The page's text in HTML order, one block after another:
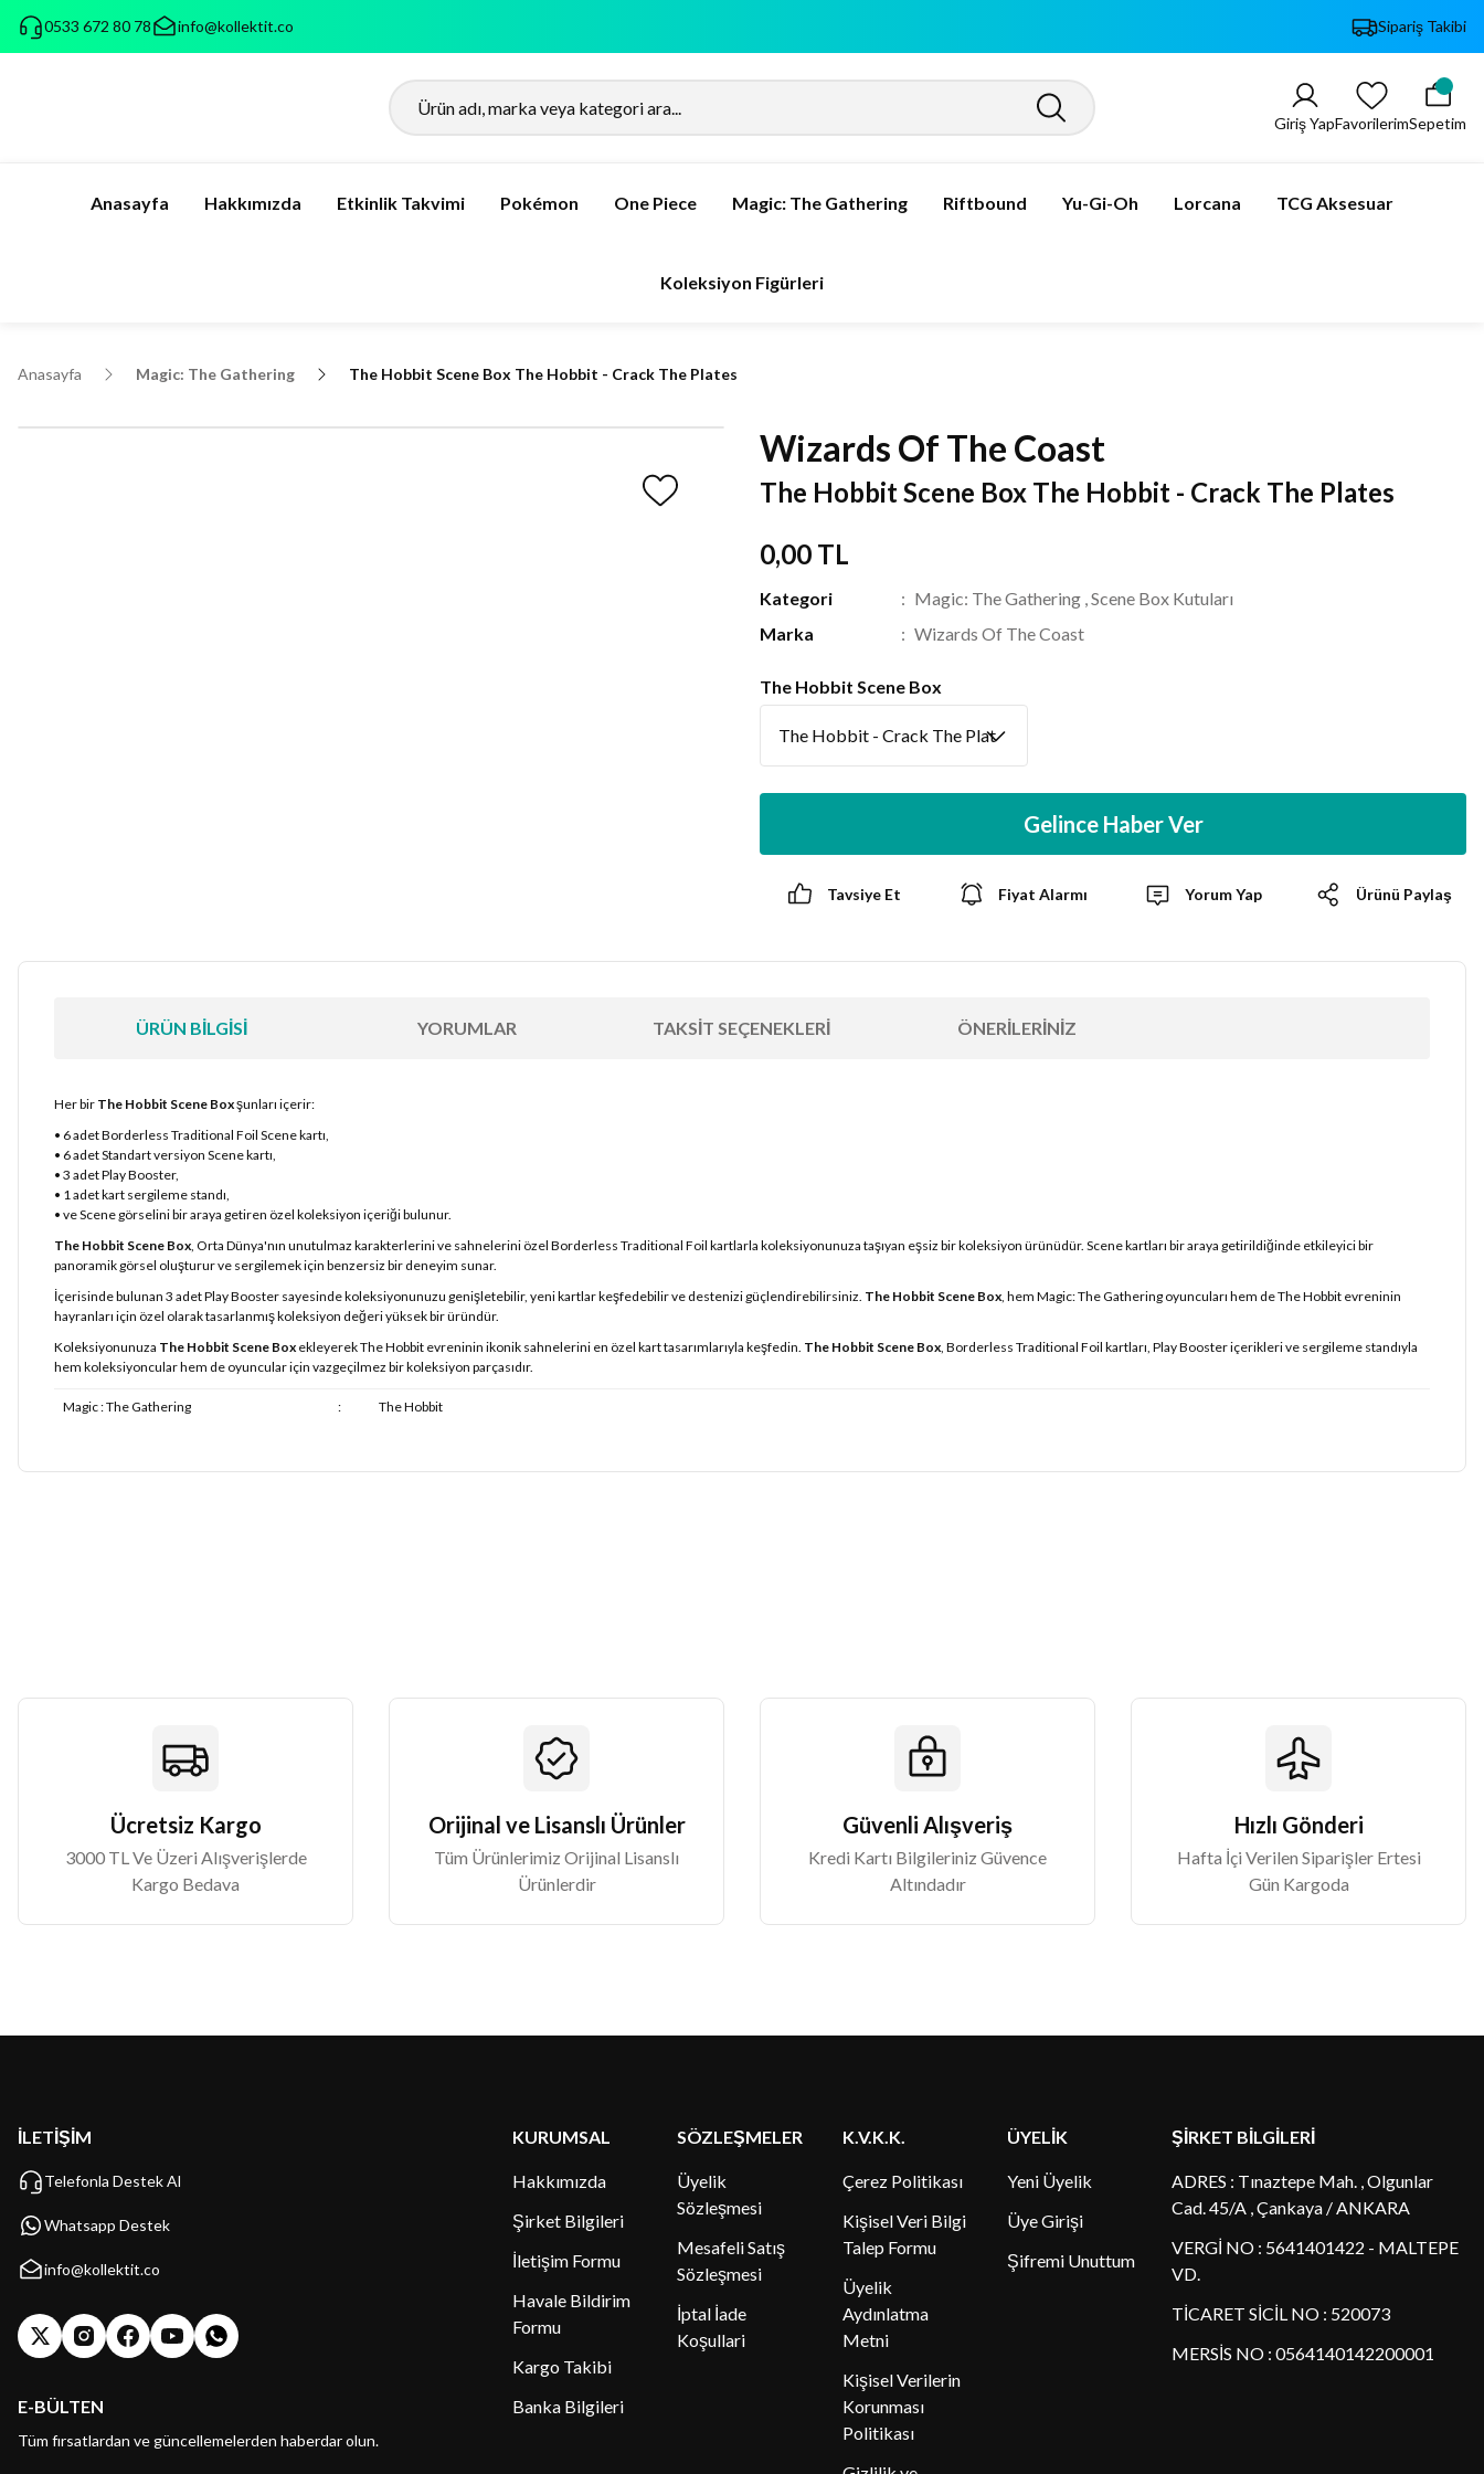
0533 672 80 78 info@kollektit.co Sipariş Takibi
Giriş YapFavorilerimSepetim
Anasayfa Hakkımızda Etkinlik Takvimi Pokémon One Piece Magic: The Gathering Riftbound Yu-Gi-Oh Lorcana TCG Aksesuar
Koleksiyon Figürleri
Anasayfa Magic: The Gathering The Hobbit Scene Box The Hobbit - Crack The Plates
Wizards Of The Coast
The Hobbit Scene Box The Hobbit - Crack The Plates
0,00 TL
Kategori Magic: The Gathering ,Scene Box Kutuları
Marka
Wizards Of The Coast
The Hobbit Scene Box
Gelince Haber Ver
Tavsiye Et Fiyat Alarmı Yorum Yap Ürünü Paylaş
ÜRÜN BILGISI YORUMLAR TAKSIT SEÇENEKLERI ÖNERILERINIZ
Her bir The Hobbit Scene Boxşunları içerir:
• 6 adet Borderless Traditional Foil Scene kartı,
• 6 adet Standart versiyon Scene kartı,
• 3 adet Play Booster,
• 1 adet kart sergileme standı,
• ve Scene görselini bir araya getiren özel koleksiyon içeriği bulunur.
The Hobbit Scene Box, Orta Dünya'nın unutulmaz karakterlerini ve sahnelerini özel Borderless Traditional Foil kartlarla koleksiyonunuza taşıyan eşsiz bir koleksiyon ürünüdür. Scene kartları bir araya getirildiğinde etkileyici bir
panoramik görsel oluşturur ve sergilemek için benzersiz bir deneyim sunar.
İçerisinde bulunan 3 adet Play Booster sayesinde koleksiyonunuzu genişletebilir, yeni kartlar keşfedebilir ve destenizi güçlendirebilirsiniz. The Hobbit Scene Box, hem Magic: The Gathering oyuncuları hem de The Hobbit evreninin
hayranları için özel olarak tasarlanmış koleksiyon değeri yüksek bir üründür.
Koleksiyonunuza The Hobbit Scene Box ekleyerek The Hobbit evreninin ikonik sahnelerini en özel kart tasarımlarıyla keşfedin. The Hobbit Scene Box, Borderless Traditional Foil kartları, Play Booster içerikleri ve sergileme standıyla
hem koleksiyoncular hem de oyuncular için vazgeçilmez bir koleksiyon parçasıdır.
Magic : The Gathering : The Hobbit
Ücretsiz Kargo
3000 TL Ve Üzeri Alışverişlerde
Kargo Bedava
Orijinal ve Lisanslı Ürünler
Tüm Ürünlerimiz Orijinal Lisanslı
Ürünlerdir
Güvenli Alışveriş
Kredi Kartı Bilgileriniz Güvence
Altındadır
Hızlı Gönderi
Hafta İçi Verilen Siparişler Ertesi
Gün Kargoda
İLETİŞİM
Telefonla Destek Al
Whatsapp Destek
info@kollektit.co
E-BÜLTEN
Tüm fırsatlardan ve güncellemelerden haberdar olun.
KURUMSAL
Hakkımızda
Şirket Bilgileri
İletişim Formu
Havale Bildirim
Formu
Kargo Takibi
Banka Bilgileri
SÖZLEŞMELER
Üyelik
Sözleşmesi
Mesafeli Satış
Sözleşmesi
İptal İade
Koşullari
K.V.K.K.
Çerez Politikası
Kişisel Veri Bilgi
Talep Formu
Üyelik
Aydınlatma
Metni
Kişisel Verilerin
Korunması
Politikası
ÜYELİK
Yeni Üyelik
Üye Girişi
Şifremi Unuttum
ŞİRKET BİLGİLERİ
ADRES : Tınaztepe Mah. , Olgunlar
Cad. 45/A , Çankaya / ANKARA
VERGİ NO : 5641401422 - MALTEPE
VD.
TİCARET SİCİL NO : 520073
MERSİS NO : 0564140142200001